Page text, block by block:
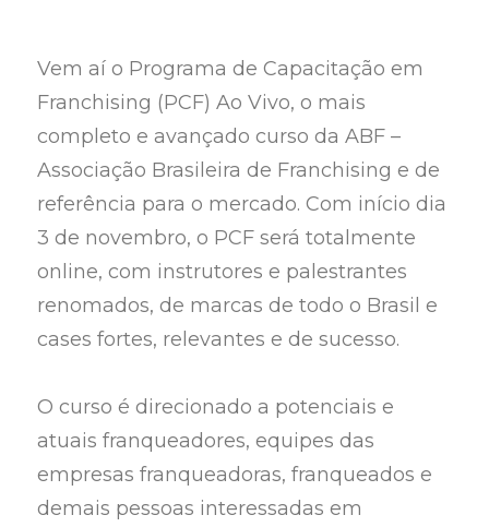
Vem aí o Programa de Capacitação em
Franchising (PCF) Ao Vivo, o mais
completo e avançado curso da ABF –
Associação Brasileira de Franchising e de
referência para o mercado. Com início dia
3 de novembro, o PCF será totalmente
online, com instrutores e palestrantes
renomados, de marcas de todo o Brasil e
cases fortes, relevantes e de sucesso.
O curso é direcionado a potenciais e
atuais franqueadores, equipes das
empresas franqueadoras, franqueados e
demais pessoas interessadas em